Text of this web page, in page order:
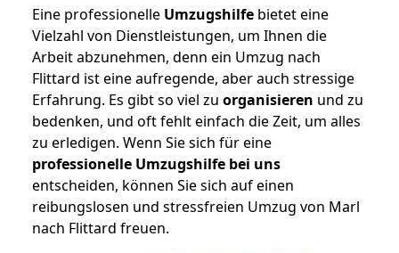
Eine professionelle Umzugshilfe bietet eine
Vielzahl von Dienstleistungen, um Ihnen die
Arbeit abzunehmen, denn ein Umzug nach
Flittard ist eine aufregende, aber auch stressige
Erfahrung. Es gibt so viel zu organisieren und zu
bedenken, und oft fehlt einfach die Zeit, um alles
zu erledigen. Wenn Sie sich für eine
professionelle Umzugshilfe bei uns
entscheiden, können Sie sich auf einen
reibungslosen und stressfreien Umzug von Marl
nach Flittard freuen.